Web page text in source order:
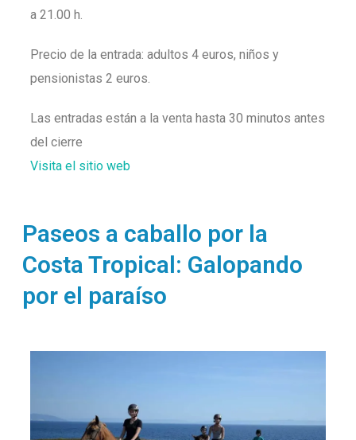
a 21.00 h.
Precio de la entrada: adultos 4 euros, niños y
pensionistas 2 euros.
Las entradas están a la venta hasta 30 minutos antes
del cierre
Visita el sitio web
Paseos a caballo por la
Costa Tropical: Galopando
por el paraíso